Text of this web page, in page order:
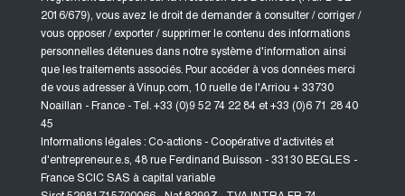
2016/679), vous avez le droit de demander à consulter / corriger /
vous opposer / exporter / supprimer le contenu des informations
personnelles détenues dans notre système d'information ainsi
que les traitements associés. Pour accéder à vos données merci
de vous adresser à Vinup.com, 10 ruelle de l'Arriou + 33730
Noaillan - France - Tel. +33 (0)9 52 74 22 84 et +33 (0)6 71 28 40
45
Informations légales : Co-actions - Coopérative d'activités et
d'entrepreneur.e.s, 48 rue Ferdinand Buisson - 33130 BEGLES -
France SCIC SAS à capital variable